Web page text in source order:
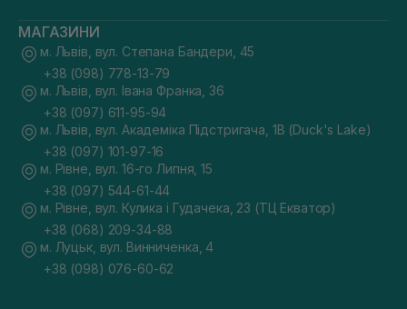
МАГАЗИНИ
м. Львів, вул. Степана Бандери, 45
+38 (098) 778-13-79
м. Львів, вул. Івана Франка, 36
+38 (097) 611-95-94
м. Львів, вул. Академіка Підстригача, 1В (Duck's Lake)
+38 (097) 101-97-16
м. Рівне, вул. 16-го Липня, 15
+38 (097) 544-61-44
м. Рівне, вул. Кулика і Гудачека, 23 (ТЦ Екватор)
+38 (068) 209-34-88
м. Луцьк, вул. Винниченка, 4
+38 (098) 076-60-62